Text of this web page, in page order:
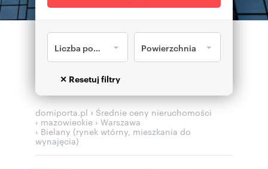
Liczba pokoi Powierzchnia
domiporta.pl › Średnie ceny nieruchomości
› mazowieckie › Warszawa
› Bielany (rynek wtórny, mieszkania do
wynajęcia)